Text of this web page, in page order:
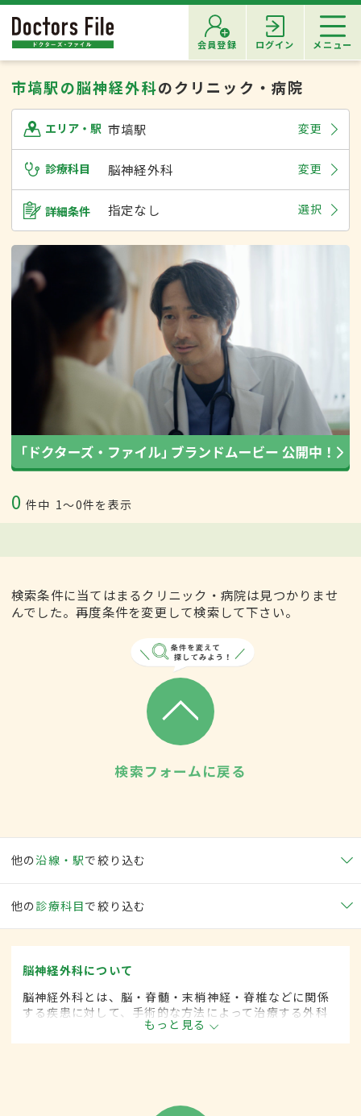
会員登録 ログイン メニュー
市塙駅の脳神経外科のクリニック・病院
エリア・駅 市塙駅 変更
診療科目 脳神経外科 変更
詳細条件 指定なし 選択
0 件中 1〜0件を表示
検索条件に当てはまるクリニック・病院は見つかりませ
んでした。再度条件を変更して検索して下さい。
検索フォームに戻る
他の沿線・駅で絞り込む
他の 診療科目で絞り込む
脳神経外科について
脳神経外科とは、脳・脊髄・末梢神経・脊椎などに関係
する疾患に対して、手術的な方法によって治療する外科
もっと見る